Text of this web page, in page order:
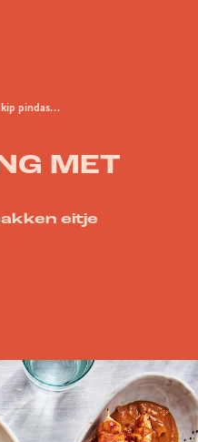
een gebakken eitje
MET
eitje